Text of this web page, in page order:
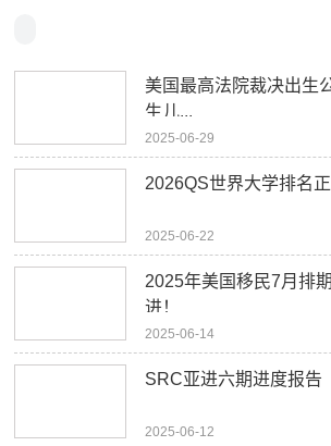
美国最高法院裁决出生
生儿...
2025-06-29
2026QS世界大学排名正
2025-06-22
2025年美国移民7月排
进！
2025-06-14
SRC亚进六期进度报告
2025-06-12